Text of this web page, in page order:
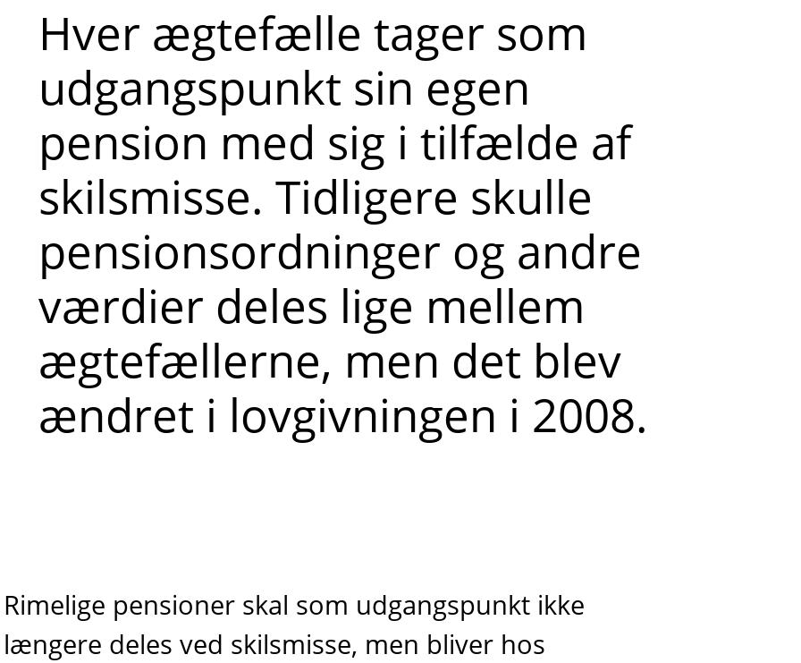
Hver ægtefælle tager som
udgangspunkt sin egen
pension med sig i tilfælde af
skilsmisse. Tidligere skulle
pensionsordninger og andre
værdier deles lige mellem
ægtefællerne, men det blev
ændret i lovgivningen i 2008.
Rimelige pensioner skal som udgangspunkt ikke
længere deles ved skilsmisse, men bliver hos